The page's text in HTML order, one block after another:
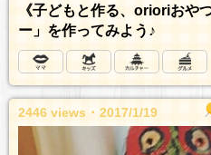
《子どもと作る、orioriおや
ー」を作ってみよう♪
2446 views ･ 2017/1/19